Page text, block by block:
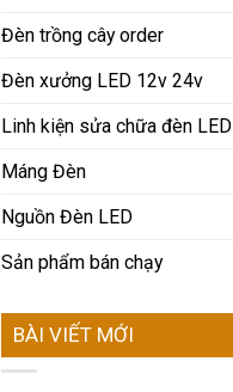
Đèn trồng cây order
Đèn xưởng LED 12v 24v
Linh kiện sửa chữa đèn LED
Máng Đèn
Nguồn Đèn LED
Sản phẩm bán chạy
BÀI VIẾT MỚI